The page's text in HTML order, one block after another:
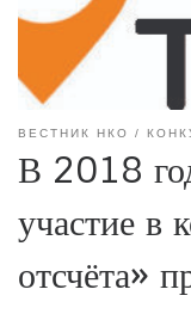
ВЕСТНИК НКО
В 2018
участие в
отсчёта»